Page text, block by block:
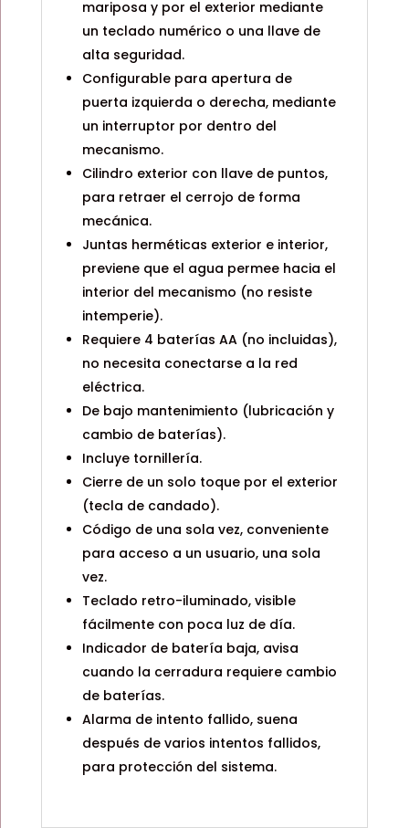
mariposa y por el exterior mediante
un teclado numérico o una llave de
alta seguridad.
Configurable para apertura de
puerta izquierda o derecha, mediante
un interruptor por dentro del
mecanismo.
Cilindro exterior con llave de puntos,
para retraer el cerrojo de forma
mecánica.
Juntas herméticas exterior e interior,
previene que el agua permee hacia el
interior del mecanismo (no resiste
intemperie).
Requiere 4 baterías AA (no incluidas),
no necesita conectarse a la red
eléctrica.
De bajo mantenimiento (lubricación y
cambio de baterías).
Incluye tornillería.
Cierre de un solo toque por el exterior
(tecla de candado).
Código de una sola vez, conveniente
para acceso a un usuario, una sola
vez.
Teclado retro-iluminado, visible
fácilmente con poca luz de día.
Indicador de batería baja, avisa
cuando la cerradura requiere cambio
de baterías.
Alarma de intento fallido, suena
después de varios intentos fallidos,
para protección del sistema.